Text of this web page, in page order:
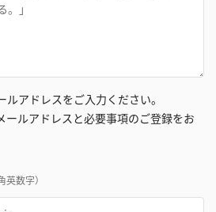
アドレスをご入力ください。
ールアドレスと必要事項のご登録をお
英数字）